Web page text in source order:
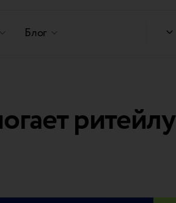
Блог
ритейлу